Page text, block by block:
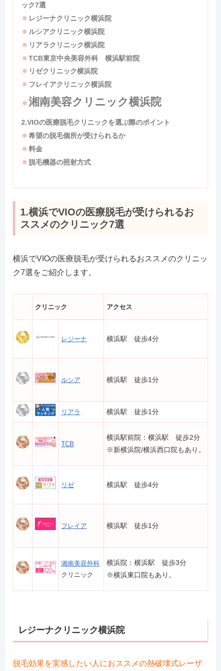
ック7選
レジーナクリニック横浜院
ルシアクリニック横浜院
リアラクリニック横浜院
TCB東京中央美容外科 横浜駅前院
リゼクリニック横浜院
フレイアクリニック横浜院
湘南美容クリニック横浜院
2.VIOの医療脱毛クリニックを選ぶ際のポイント
希望の脱毛個所が受けられるか
料金
脱毛機器の照射方式
1.横浜でVIOの医療脱毛が受けられるお
ススメのクリニック7選
横浜でVIOの医療脱毛が受けられるおススメのクリニッ
ク7選をご紹介します。
クリニック アクセス
レジーナ 横浜駅 徒歩4分
ルシア 横浜駅 徒歩1分
リアラ 横浜駅 徒歩1分
TCB
横浜駅前院：横浜駅 徒歩2分
※新横浜院/横浜西口院もあり。
リゼ 横浜駅 徒歩4分
フレイア 横浜駅 徒歩1分
湘南美容外科
クリニック
横浜院：横浜駅 徒歩3分
※横浜東口院もあり。
レジーナクリニック横浜院
脱毛効果を実感したい人におススメの熱破壊式レーザ